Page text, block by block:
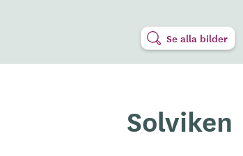
Se alla bilder
Solviken